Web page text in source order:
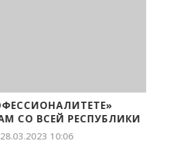
СО ВСЕЙ РЕСПУБЛИКИ
28.03.2023 10:06